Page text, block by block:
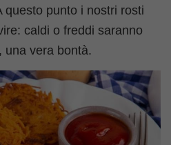
questo punto i nostri rosti
caldi o freddi saranno
una vera bontà.